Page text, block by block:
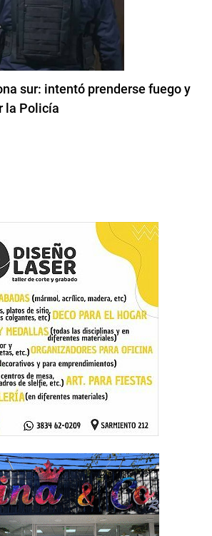
sur: intentó prenderse fuego y
la Policía